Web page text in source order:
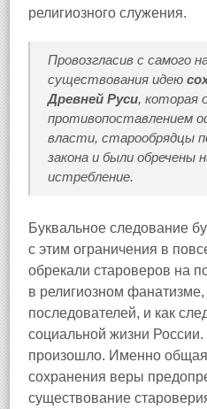
религиозного служения.
Провозгласив с самого
существования идею
Древней Руси, которая
противопоставлением
власти, старообрядцы
закона и были обречены
истребление.
Буквальное следование
с этим ограничения в
обрекали староверов на
в религиозном
последователей, и как
социальной жизни России.
произошло. Именно
сохранения веры
существование